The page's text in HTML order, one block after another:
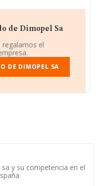
de Dimopel Sa
el
DE DIMOPEL SA
y su competencia en el